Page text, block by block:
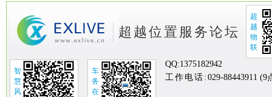
超越位置服务论坛
超
越
物
联
智
慧
风
车
务
在
QQ:1375182942
工作电话: 029-88443911 (9